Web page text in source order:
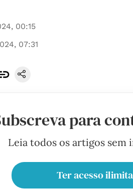
00:15
07:31
para
Leia todos os artigos sem
Ter acesso